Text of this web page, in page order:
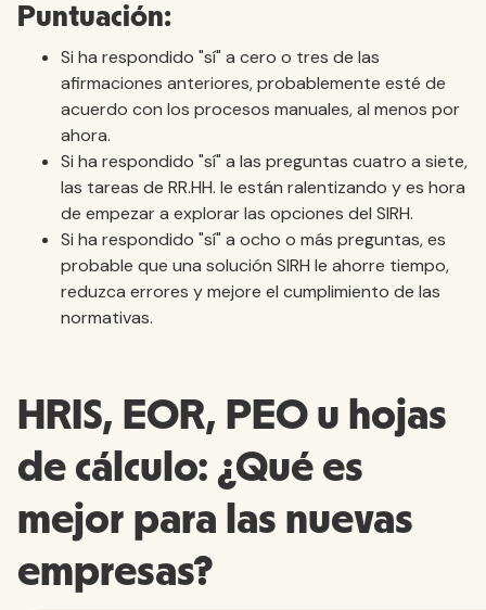
Puntuación:
Si ha respondido "sí" a cero o tres de las
afirmaciones anteriores, probablemente esté de
acuerdo con los procesos manuales, al menos por
ahora.
Si ha respondido "sí" a las preguntas cuatro a siete,
las tareas de RR.HH. le están ralentizando y es hora
de empezar a explorar las opciones del SIRH.
Si ha respondido "sí" a ocho o más preguntas, es
probable que una solución SIRH le ahorre tiempo,
reduzca errores y mejore el cumplimiento de las
normativas.
HRIS, EOR, PEO u hojas
de cálculo: ¿Qué es
mejor para las nuevas
empresas?